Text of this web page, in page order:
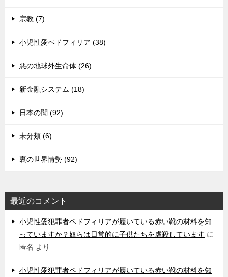
宗教 (7)
小児性愛ペドフィリア (38)
悪の地球外生命体 (26)
新金融システム (18)
日本の闇 (92)
未分類 (6)
裏の世界情勢 (92)
最近のコメント
小児性愛犯罪者ペドフィリアが履いている赤い靴の材料を知
っていますか？奴らは日常的に子供たちを虐殺しています に
匿名 より
小児性愛犯罪者ペドフィリアが履いている赤い靴の材料を知